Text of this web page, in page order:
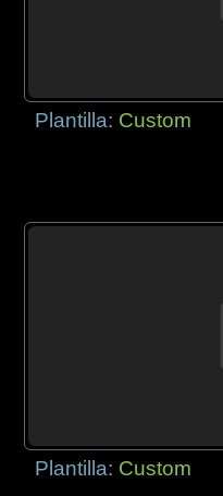
Plantilla: Custom
Plantilla: Custom